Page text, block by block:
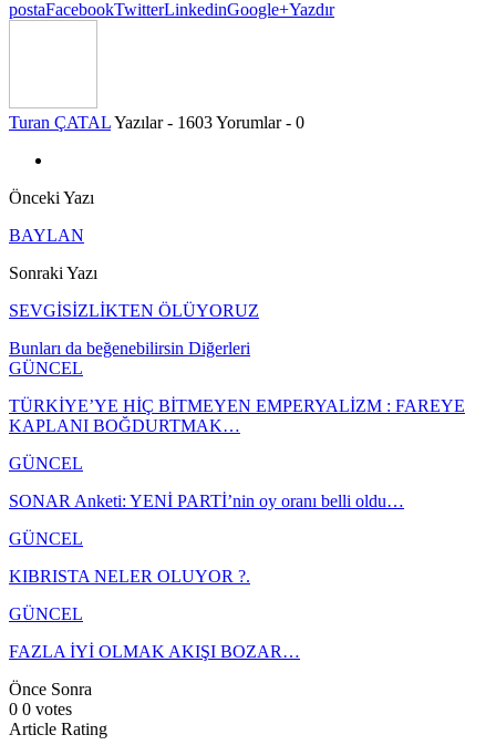
postaFacebookTwitterLinkedinGoogle+Yazdır
Turan ÇATALYazılar - 1603Yorumlar - 0
Önceki Yazı
BAYLAN
Sonraki Yazı
SEVGİSİZLİKTEN ÖLÜYORUZ
Bunları da beğenebilirsin Diğerleri
GÜNCEL
TÜRKİYE’YE HİÇ BİTMEYEN EMPERYALİZM : FAREYE
KAPLANI BOĞDURTMAK…
GÜNCEL
SONAR Anketi: YENİ PARTİ’nin oy oranı belli oldu…
GÜNCEL
KIBRISTA NELER OLUYOR ?.
GÜNCEL
FAZLA İYİ OLMAK AKIŞI BOZAR…
Önce Sonra
0 0 votes
Article Rating